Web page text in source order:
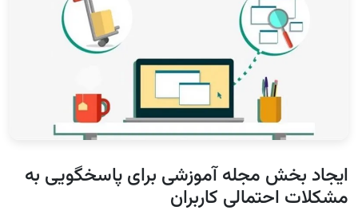
ایجاد بخش مجله آموزشی برای پاسخگویی به
مشکلات احتمالی کاربران